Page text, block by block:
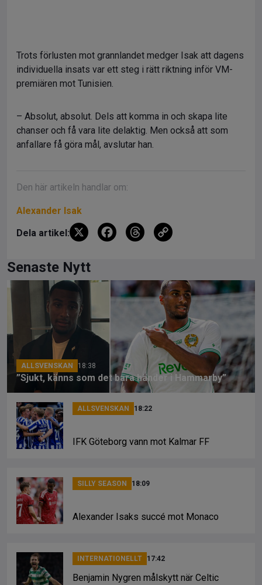
Trots förlusten mot grannlandet medger Isak att dagens
individuella insats var ett steg i rätt riktning inför VM-
premiären mot Tunisien.
– Absolut, absolut. Dels att komma in och skapa lite
chanser och få vara lite delaktig. Men också att som
anfallare få göra mål, avslutar han.
Den här artikeln handlar om:
Alexander Isak
Dela artikel:
X
F
b
o
k
T
a
s
Li
n
k
Senaste Nytt
ALLSVENSKAN 18:38
”Sjukt, känns som det bara händer i Hammarby”
ALLSVENSKAN 18:22
IFK Göteborg vann mot Kalmar FF
SILLY SEASON 18:09
Alexander Isaks succé mot Monaco
INTERNATIONELLT 17:42
Benjamin Nygren målskytt när Celtic